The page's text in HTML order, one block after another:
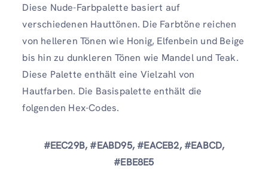
Diese Nude-Farbpalette basiert auf
verschiedenen Hauttönen. Die Farbtöne reichen
von helleren Tönen wie Honig, Elfenbein und Beige
bis hin zu dunkleren Tönen wie Mandel und Teak.
Diese Palette enthält eine Vielzahl von
Hautfarben. Die Basispalette enthält die
folgenden Hex-Codes.
#EEC29B, #EABD95, #EACEB2, #EABCD,
#EBE8E5